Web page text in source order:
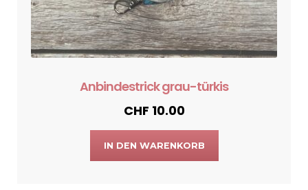
Anbindestrick grau-türkis
CHF 10.00
IN DEN WARENKORB